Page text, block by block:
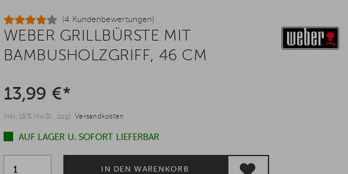
(4 Kundenbewertungen)
WEBER GRILLBÜRSTE MIT
BAMBUSHOLZGRIFF, 46 CM
13,99 €*
inkl. 19% MwSt., zzgl.Versandkosten
AUF LAGER U. SOFORT LIEFERBAR
IN DEN WARENKORB